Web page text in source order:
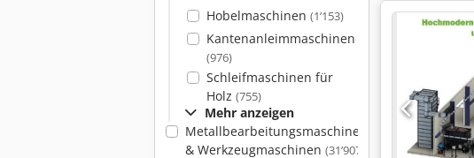
Hobelmaschinen (1’153)
Kantenanleimmaschinen
(976)
Schleifmaschinen für
Holz (755)
Mehr anzeigen
Metallbearbeitungsmaschinen
& Werkzeugmaschinen (31’907)